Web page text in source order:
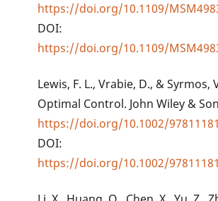
https://doi.org/10.1109/
DOI:
https://doi.org/10.1109/
Lewis, F. L., Vrabie, D., & Syrmos,
Optimal Control. John Wiley &
https://doi.org/10.1002/
DOI:
https://doi.org/10.1002/